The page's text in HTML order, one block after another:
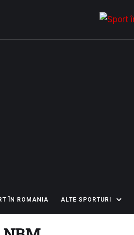
ÎN ROMANIA ALTE SPORTURI